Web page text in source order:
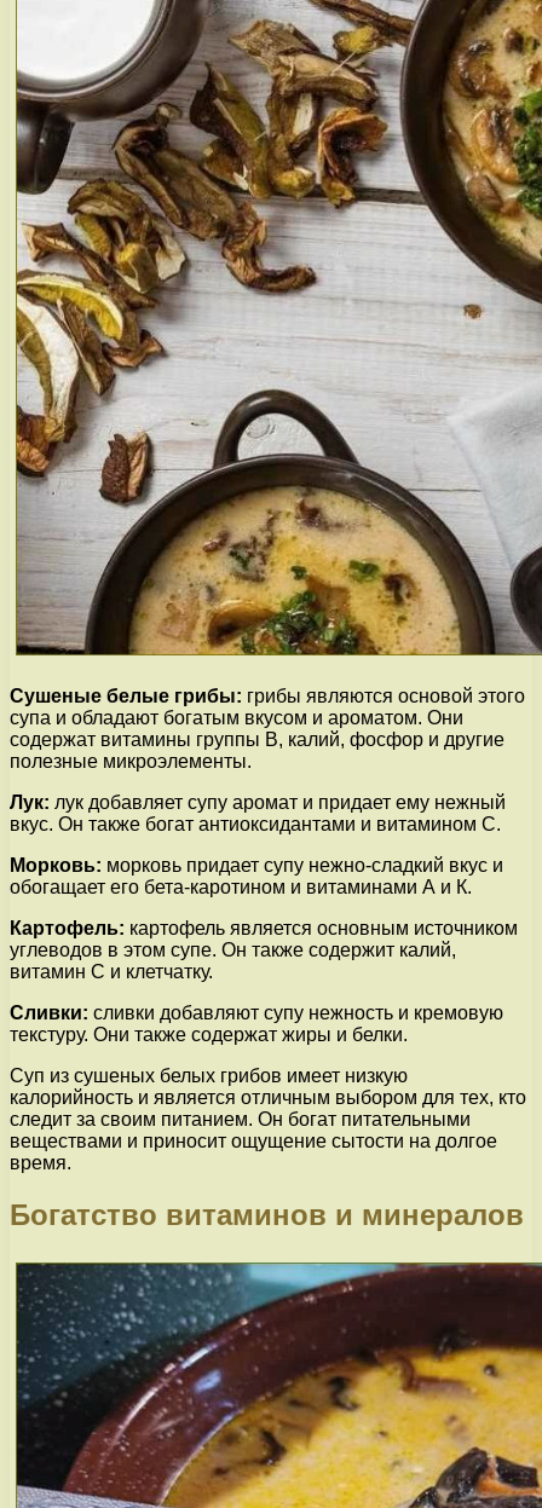
Сушеные белые грибы: грибы являются основой этого
супа и обладают богатым вкусом и ароматом. Они
содержат витамины группы В, калий, фосфор и другие
полезные микроэлементы.
Лук: лук добавляет супу аромат и придает ему нежный
вкус. Он также богат антиоксидантами и витамином С.
Морковь: морковь придает супу нежно-сладкий вкус и
обогащает его бета-каротином и витаминами А и К.
Картофель: картофель является основным источником
углеводов в этом супе. Он также содержит калий,
витамин С и клетчатку.
Сливки: сливки добавляют супу нежность и кремовую
текстуру. Они также содержат жиры и белки.
Суп из сушеных белых грибов имеет низкую
калорийность и является отличным выбором для тех, кто
следит за своим питанием. Он богат питательными
веществами и приносит ощущение сытости на долгое
время.
Богатство витаминов и минералов